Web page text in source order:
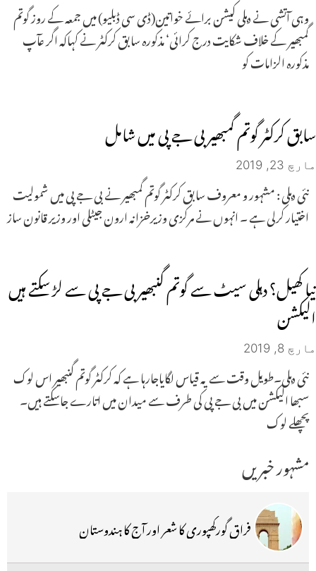
وہی آتشی نے دہلی کیشن برائے خواتین(ڈی سی ڈبلیو) میں جمعہ کے روز گوتم
گمبھیر کے خلاف شکایت درج کرائی‘ مذکورہ سابق کرکٹر نے کہاکہ اگر عآپ
مذکورہ الزامات کو
سابق کرکٹر گوتم گمبھیر بی جے پی میں شامل
مارچ 23, 2019
نئی دہلی : مشہور و معروف سابق کرکٹر گوتم گمبھیر نے بی جے پی میں شمولیت
اختیار کرلی ہے ۔ انہوں نے مرکزی وزیرخزانہ ارون جیٹلی اور وزیر قانون ساز
نیا کھیل؟ دہلی سیٹ سے گوتم گنبھیر بی جے پی سے لڑ سکتے ہیں
الیکشن
مارچ 8, 2019
نئی دہلی۔طویل وقت سے یہ قیاس لگایاجارہا ہے کہ کرکٹر گوتم گنبھیر اس لوک
سبھا الیکشن میں بی جے پی کی طرف سے میدان میں اتارے جاسکتے ہیں۔
پچھلے لوک
مشہور خبریں
فراق گورکھپوری کا شعر اور آج کا ہندوستان